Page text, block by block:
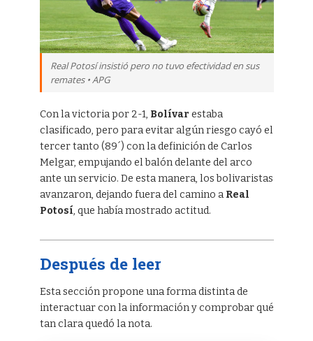
Real Potosí insistió pero no tuvo efectividad en sus
remates • APG
Con la victoria por 2-1, Bolívar estaba
clasificado, pero para evitar algún riesgo cayó el
tercer tanto (89´) con la definición de Carlos
Melgar, empujando el balón delante del arco
ante un servicio. De esta manera, los bolivaristas
avanzaron, dejando fuera del camino a Real
Potosí, que había mostrado actitud.
Después de leer
Esta sección propone una forma distinta de
interactuar con la información y comprobar qué
tan clara quedó la nota.